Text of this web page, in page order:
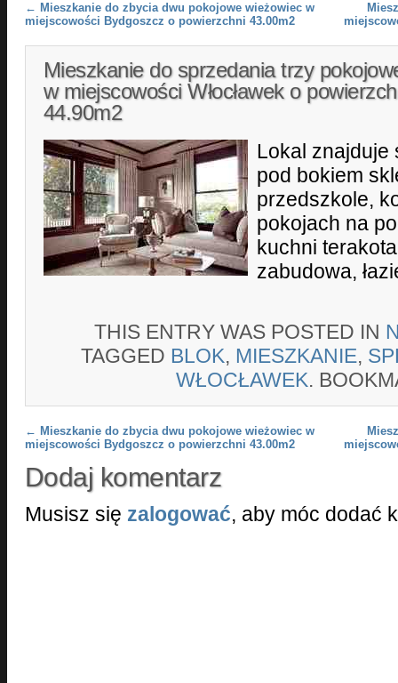
Post navigation
← Mieszkanie do zbycia dwu pokojowe wieżowiec w
miejscowości Bydgoszcz o powierzchni 43.00m2
Mieszkanie do sprzedania trzy
w miejscowości Włocławek o
44.90m2
Lokal znajduje
pod bokiem
przedszkole,
pokojach na
kuchni
zabudowa,
THIS ENTRY WAS POSTED IN
TAGGED BLOK, MIESZKANIE,
WŁOCŁAWEK.
Post navigation
← Mieszkanie do zbycia dwu pokojowe wieżowiec w
miejscowości Bydgoszcz o powierzchni 43.00m2
Dodaj komentarz
Musisz się zalogować, aby móc dodać